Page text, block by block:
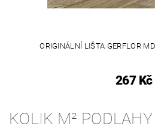
ORIGINÁLNÍ LIŠTA GERFLOR
267 Kč
KOLIK M²